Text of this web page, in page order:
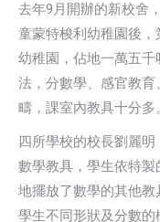
去年9月開辦的新校舍
童蒙特梭利幼稚園後
幼稚園，佔地一萬五
法，分數學、感官教
疇，課室內教具十分多。
四所學校的校長劉麗
數學教具，學生依特
地擺放了數學的其他
學生不同形狀及分數